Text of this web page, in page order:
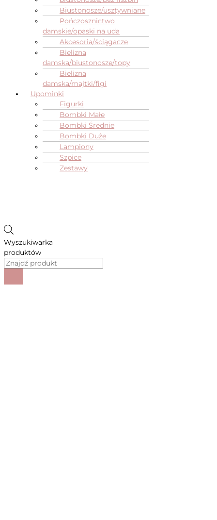
Biustonosze/usztywniane
Pończosznictwo
damskie/opaski na uda
Akcesoria/ściągacze
Bielizna
damska/biustonosze/topy
Bielizna
damska/majtki/figi
Upominki
Figurki
Bombki Małe
Bombki Średnie
Bombki Duże
Lampiony
Szpice
Zestawy
Wyszukiwarka
produktów